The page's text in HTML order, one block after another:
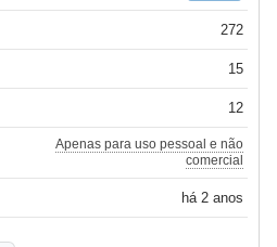
272
15
12
Apenas para uso pessoal e não
comercial
há 2 anos